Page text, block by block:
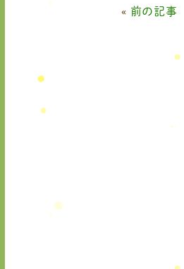
« 前の記事